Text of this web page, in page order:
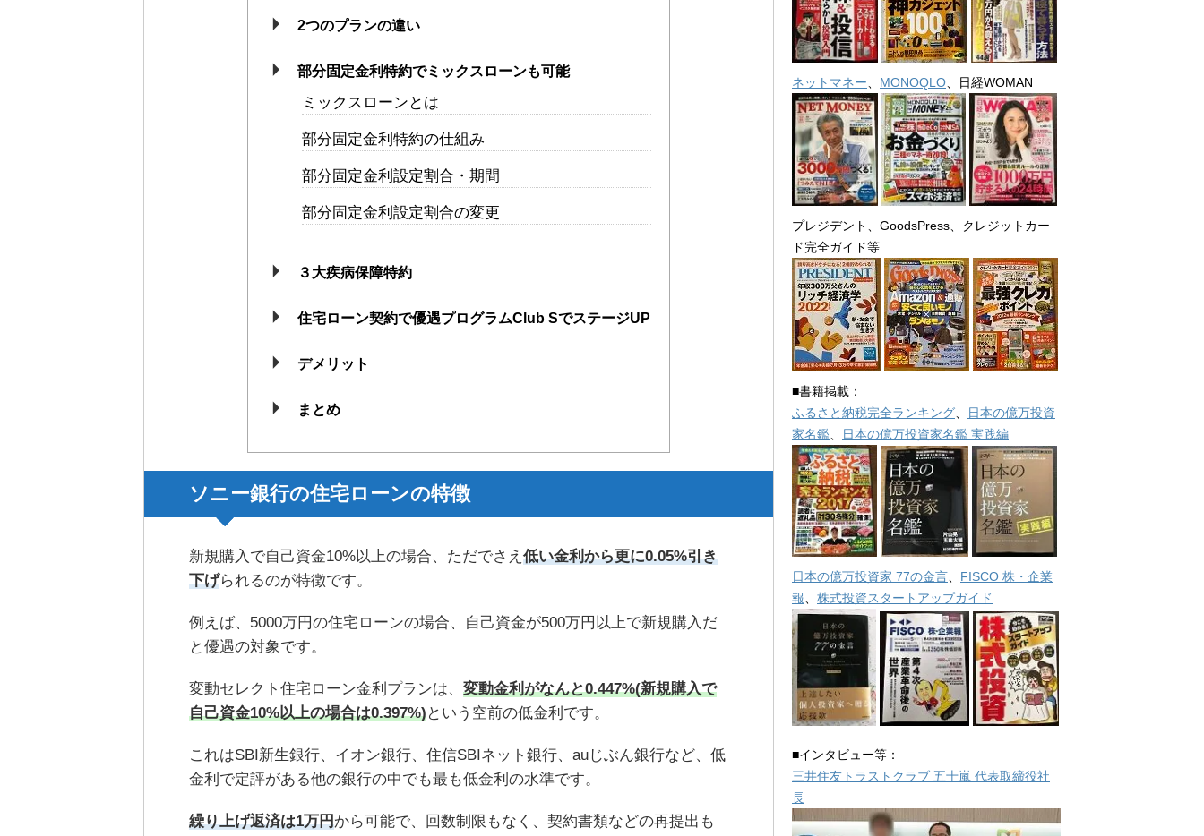
2つのプランの違い
部分固定金利特約でミックスローンも可能
ミックスローンとは
部分固定金利特約の仕組み
部分固定金利設定割合・期間
部分固定金利設定割合の変更
３大疾病保障特約
住宅ローン契約で優遇プログラムClub SでステージUP
デメリット
まとめ
ソニー銀行の住宅ローンの特徴
新規購入で自己資金10%以上の場合、ただでさえ 低い金利から更に0.05%引き
下げられるのが特徴です。
例えば、5000万円の住宅ローンの場合、自己資金が500万円以上で新規購入だ
と優遇の対象です。
変動セレクト住宅ローン金利プランは、 変動金利がなんと0.447%(新規購入で
自己資金10%以上の場合は0.397%)という空前の低金利です。
これはSBI新生銀行、イオン銀行、住信SBIネット銀行、auじぶん銀行など、低
金利で定評がある他の銀行の中でも最も低金利の水準です。
繰り上げ返済は1万円から可能で、回数制限もなく、契約書類などの再提出も
ネットマネー MONOQLO 、日経WOMAN
プレジデント、GoodsPress、クレジットカー
ド完全ガイド等
■書籍掲載：
ふるさと納税完全ランキング、
日本の億万投資
家名鑑、 日本の億万投資家名鑑 実践編
日本の億万投資家 77の金言、 FISCO 株・企業
報、 株式投資スタートアップガイド
■インタビュー等：
三井住友トラストクラブ 五十嵐 代表取締役社
長